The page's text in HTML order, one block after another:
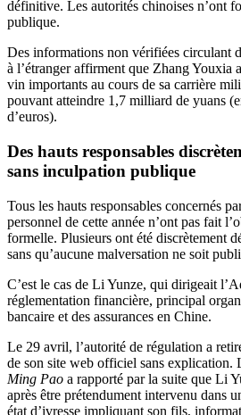
définitive. Les autorités chinoises n’ont
publique.
Des informations non vérifiées circulant
à l’étranger affirment que Zhang Youxia
vin importants au cours de sa carrière
pouvant atteindre 1,7 milliard de yuans
d’euros).
Des hauts responsables
sans inculpation publique
Tous les hauts responsables concernés
personnel de cette année n’ont pas fait
formelle. Plusieurs ont été discrètement
sans qu’aucune malversation ne soit
C’est le cas de Li Yunze, qui dirigeait
réglementation financière, principal
bancaire et des assurances en Chine.
Le 29 avril, l’autorité de régulation a
de son site web officiel sans explication.
Ming Pao a rapporté par la suite que Li
après être prétendument intervenu dans
état d’ivresse impliquant son fils,